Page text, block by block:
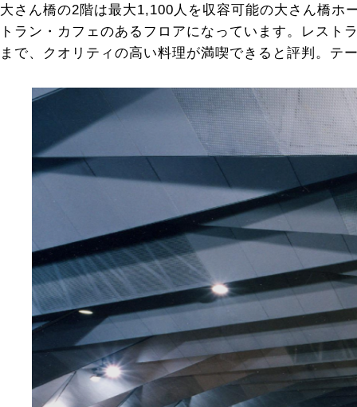
大さん橋の2階は最大1,100人を収容可能の大さん橋
トラン・カフェのあるフロアになっています。レス
まで、クオリティの高い料理が満喫できると評判。テ